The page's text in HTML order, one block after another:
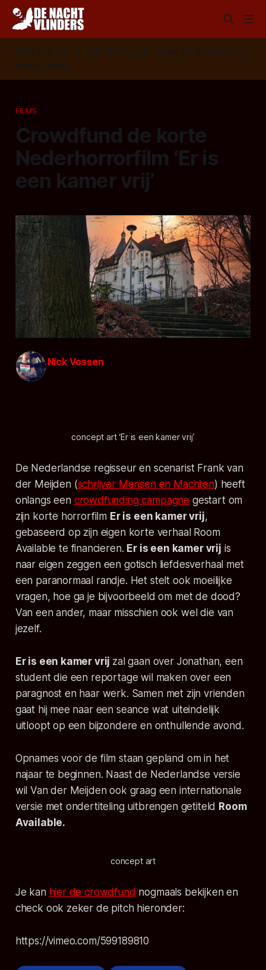
Volg ons op: 📣 RSS 📰 Google News 🦋 Bluesky
✉️
Nieuwsbrief
FILMS
Crowdfund de korte
Nederhorrorfilm ‘Er is
een kamer vrij’
Nick Vossen
concept art ‘Er is een kamer vrij’
De Nederlandse regisseur en scenarist Frank van
der Meijden (schrijver Mensen en Machten) heeft
onlangs een crowdfunding campagne gestart om
zijn korte horrorfilm Er is een kamer vrij,
gebaseerd op zijn eigen korte verhaal Room
Available te financieren. Er is een kamer vrij is
naar eigen zeggen een gotisch liefdesverhaal met
een paranormaal randje. Het stelt ook moeilijke
vragen, hoe ga je bijvoorbeeld om met de dood?
Van een ander, maar misschien ook wel die van
jezelf.
Er is een kamer vrij zal gaan over Jonathan, een
student die een reportage wil maken over een
paragnost en haar werk. Samen met zijn vrienden
gaat hij mee naar een seance wat uiteindelijk
uitloopt op een bijzondere en onthullende avond.
Opnames voor de film staan gepland om in het
najaar te beginnen. Naast de Nederlandse versie
wil Van der Meijden ook graag een internationale
versie met ondertiteling uitbrengen getiteld Room
Available.
concept art
Je kan hier de crowdfund nogmaals bekijken en
check ook zeker de pitch hieronder:
https://vimeo.com/599189810